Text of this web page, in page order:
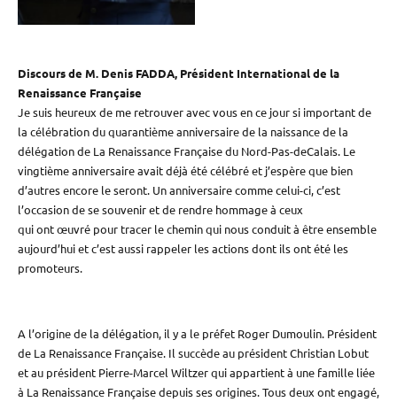
Discours de M. Denis FADDA, Président International de la
Renaissance Française
Je suis heureux de me retrouver avec vous en ce jour si important de
la célébration du quarantième anniversaire de la naissance de la
délégation de La Renaissance Française du Nord-Pas-deCalais. Le
vingtième anniversaire avait déjà été célébré et j’espère que bien
d’autres encore le seront. Un anniversaire comme celui-ci, c’est
l’occasion de se souvenir et de rendre hommage à ceux
qui ont œuvré pour tracer le chemin qui nous conduit à être ensemble
aujourd’hui et c’est aussi rappeler les actions dont ils ont été les
promoteurs.
A l’origine de la délégation, il y a le préfet Roger Dumoulin. Président
de La Renaissance Française. Il succède au président Christian Lobut
et au président Pierre-Marcel Wiltzer qui appartient à une famille liée
à La Renaissance Française depuis ses origines. Tous deux ont engagé,